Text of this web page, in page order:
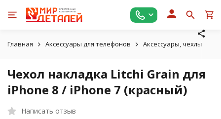
Главная Аксессуары для телефонов Аксессуары, чехлы для
Чехол накладка Litchi Grain для
iPhone 8 / iPhone 7 (красный)
Написать отзыв